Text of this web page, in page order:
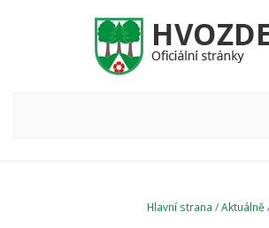
Hlavní strana /Aktuálně